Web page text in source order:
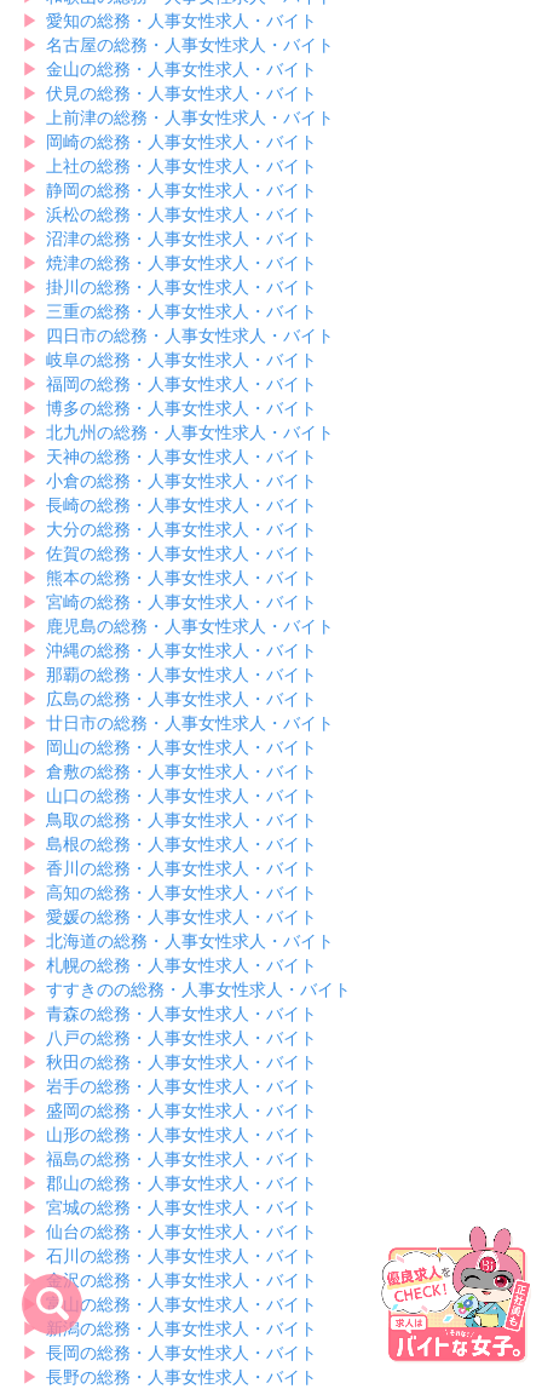
▶︎ 愛知の総務・人事女性求人・バイト
▶︎ 名古屋の総務・人事女性求人・バイト
▶︎ 金山の総務・人事女性求人・バイト
▶︎ 伏見の総務・人事女性求人・バイト
▶︎ 上前津の総務・人事女性求人・バイト
▶︎ 岡崎の総務・人事女性求人・バイト
▶︎ 上社の総務・人事女性求人・バイト
▶︎ 静岡の総務・人事女性求人・バイト
▶︎ 浜松の総務・人事女性求人・バイト
▶︎ 沼津の総務・人事女性求人・バイト
▶︎ 焼津の総務・人事女性求人・バイト
▶︎ 掛川の総務・人事女性求人・バイト
▶︎ 三重の総務・人事女性求人・バイト
▶︎ 四日市の総務・人事女性求人・バイト
▶︎ 岐阜の総務・人事女性求人・バイト
▶︎ 福岡の総務・人事女性求人・バイト
▶︎ 博多の総務・人事女性求人・バイト
▶︎ 北九州の総務・人事女性求人・バイト
▶︎ 天神の総務・人事女性求人・バイト
▶︎ 小倉の総務・人事女性求人・バイト
▶︎ 長崎の総務・人事女性求人・バイト
▶︎ 大分の総務・人事女性求人・バイト
▶︎ 佐賀の総務・人事女性求人・バイト
▶︎ 熊本の総務・人事女性求人・バイト
▶︎ 宮崎の総務・人事女性求人・バイト
▶︎ 鹿児島の総務・人事女性求人・バイト
▶︎ 沖縄の総務・人事女性求人・バイト
▶︎ 那覇の総務・人事女性求人・バイト
▶︎ 広島の総務・人事女性求人・バイト
▶︎ 廿日市の総務・人事女性求人・バイト
▶︎ 岡山の総務・人事女性求人・バイト
▶︎ 倉敷の総務・人事女性求人・バイト
▶︎ 山口の総務・人事女性求人・バイト
▶︎ 鳥取の総務・人事女性求人・バイト
▶︎ 島根の総務・人事女性求人・バイト
▶︎ 香川の総務・人事女性求人・バイト
▶︎ 高知の総務・人事女性求人・バイト
▶︎ 愛媛の総務・人事女性求人・バイト
▶︎ 北海道の総務・人事女性求人・バイト
▶︎ 札幌の総務・人事女性求人・バイト
▶︎ すすきのの総務・人事女性求人・バイト
▶︎ 青森の総務・人事女性求人・バイト
▶︎ 八戸の総務・人事女性求人・バイト
▶︎ 秋田の総務・人事女性求人・バイト
▶︎ 岩手の総務・人事女性求人・バイト
▶︎ 盛岡の総務・人事女性求人・バイト
▶︎ 山形の総務・人事女性求人・バイト
▶︎ 福島の総務・人事女性求人・バイト
▶︎ 郡山の総務・人事女性求人・バイト
▶︎ 宮城の総務・人事女性求人・バイト
▶︎ 仙台の総務・人事女性求人・バイト
▶︎ 石川の総務・人事女性求人・バイト
▶︎ 金沢の総務・人事女性求人・バイト
▶︎ 富山の総務・人事女性求人・バイト
▶︎ 新潟の総務・人事女性求人・バイト
▶︎ 長岡の総務・人事女性求人・バイト
▶︎ 長野の総務・人事女性求人・バイト